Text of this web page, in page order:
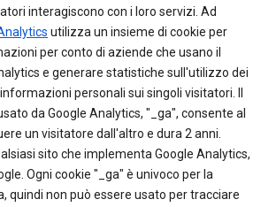
interagiscono con i loro servizi. Ad
utilizza un insieme di cookie per
per conto di aziende che usano il
e generare statistiche sull'utilizzo dei
personali sui singoli visitatori. Il
da Google Analytics, "_ga", consente al
un visitatore dall'altro e dura 2 anni.
sito che implementa Google Analytics,
Ogni cookie "_ga" è univoco per la
quindi non può essere usato per tracciare